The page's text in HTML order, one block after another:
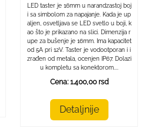
LED taster je 16mm u narandzastoj boj
i sa simbolom za napajanje. Kada je up
aljen, osvetljava se LED svetlo u boji, k
ao što je prikazano na slici. Dimenzija r
upe za bušenje je 16mm. Ima kapacitet
od 5A pri 12V. Taster je vodootporan i i
zrađen od metala, ocenjen IP67. Dolazi
u kompletu sa konektorom....
Cena: 1.400,00 rsd
Detaljnije